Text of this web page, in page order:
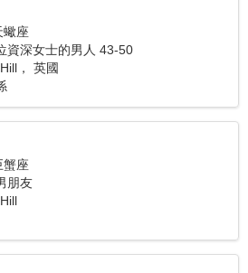
蠍座
資深女士的男人 43-50
， 英國
蟹座
朋友